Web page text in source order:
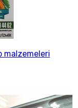
malzemeleri